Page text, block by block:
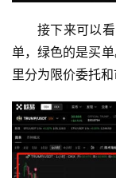
接下来可以
单，绿色的是买
里分为限价委托和